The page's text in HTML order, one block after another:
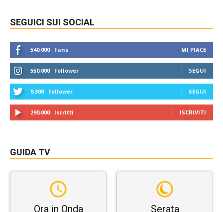
SEGUICI SUI SOCIAL
540,000 Fans MI PIACE
550,000 Follower SEGUI
9,300 Follower SEGUI
290,000 Iscritti ISCRIVITI
GUIDA TV
Ora in Onda Serata